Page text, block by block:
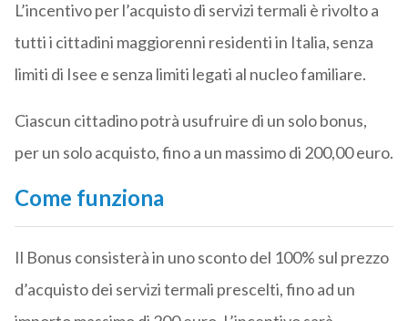
L’incentivo per l’acquisto di servizi termali è rivolto a
tutti i cittadini maggiorenni residenti in Italia, senza
limiti di Isee e senza limiti legati al nucleo familiare.
Ciascun cittadino potrà usufruire di un solo bonus,
per un solo acquisto, fino a un massimo di 200,00 euro.
Come funziona
Il Bonus consisterà in uno sconto del 100% sul prezzo
d’acquisto dei servizi termali prescelti, fino ad un